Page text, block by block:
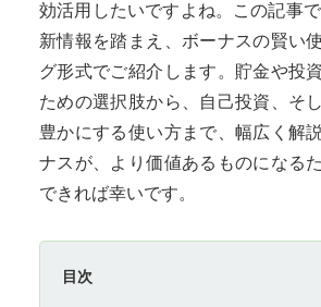
効活用したいですよね。この記事
新情報を踏まえ、ボーナスの賢い
グ形式でご紹介します。貯金や投
ための選択肢から、自己投資、そ
豊かにする使い方まで、幅広く解
ナスが、より価値あるものになる
できれば幸いです。
目次